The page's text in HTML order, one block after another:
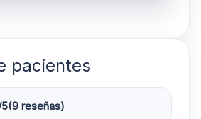
pacientes
(9 reseñas)